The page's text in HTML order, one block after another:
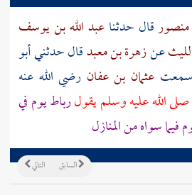
قال حدثناعبد الله بن يوسف
عنزهرة بن معبدقال حدثنيأبو
عثمان بن عفان رضي الله عنه
الله عليه وسلم يقولرباط يوم في
سواه من المنازل
التالي السابق